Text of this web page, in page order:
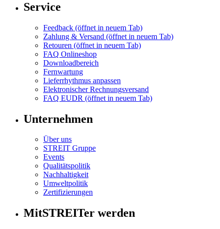
Service
Feedback (öffnet in neuem Tab)
Zahlung & Versand (öffnet in neuem Tab)
Retouren (öffnet in neuem Tab)
FAQ Onlineshop
Downloadbereich
Fernwartung
Lieferrhythmus anpassen
Elektronischer Rechnungsversand
FAQ EUDR (öffnet in neuem Tab)
Unternehmen
Über uns
STREIT Gruppe
Events
Qualitätspolitik
Nachhaltigkeit
Umweltpolitik
Zertifizierungen
MitSTREITer werden